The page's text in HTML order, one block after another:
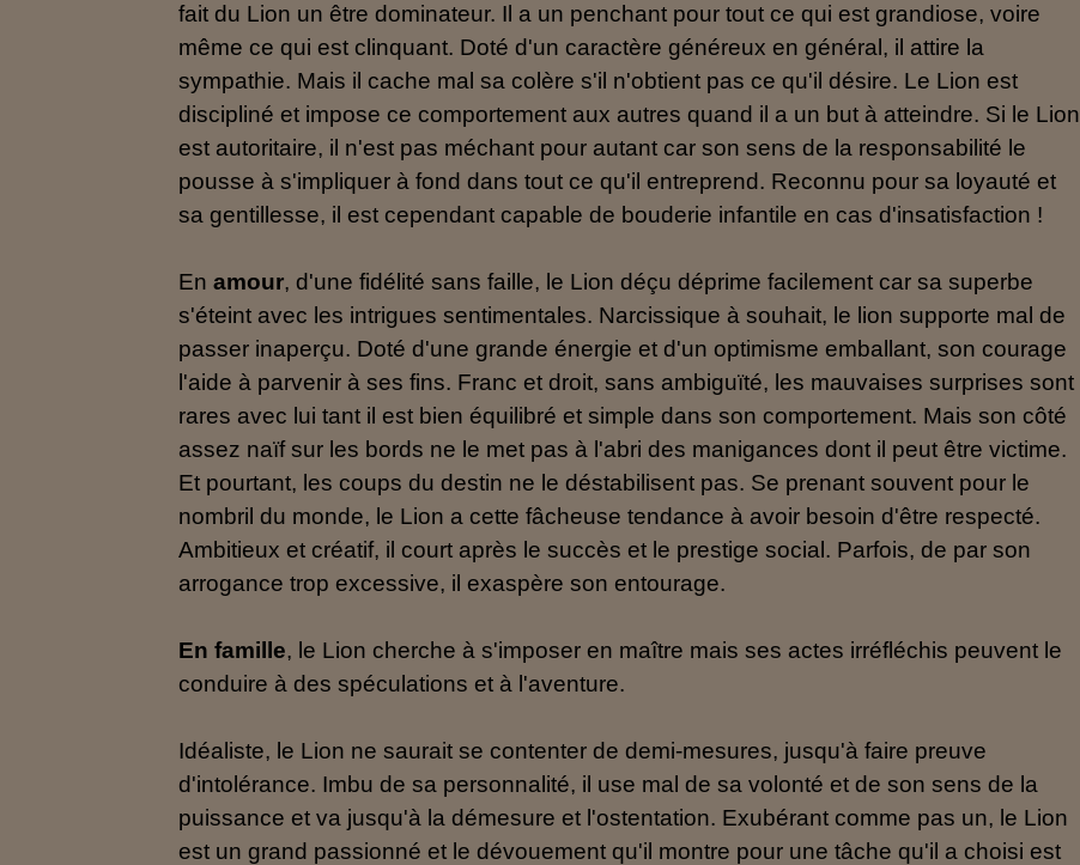
fait du Lion un être dominateur. Il a un penchant pour tout ce qui est grandiose, voire
même ce qui est clinquant. Doté d'un caractère généreux en général, il attire la
sympathie. Mais il cache mal sa colère s'il n'obtient pas ce qu'il désire. Le Lion est
discipliné et impose ce comportement aux autres quand il a un but à atteindre. Si le Lion
est autoritaire, il n'est pas méchant pour autant car son sens de la responsabilité le
pousse à s'impliquer à fond dans tout ce qu'il entreprend. Reconnu pour sa loyauté et
sa gentillesse, il est cependant capable de bouderie infantile en cas d'insatisfaction !
Enamour, d'une fidélité sans faille, le Lion déçu déprime facilement car sa superbe
s'éteint avec les intrigues sentimentales. Narcissique à souhait, le lion supporte mal de
passer inaperçu. Doté d'une grande énergie et d'un optimisme emballant, son courage
l'aide à parvenir à ses fins. Franc et droit, sans ambiguïté, les mauvaises surprises sont
rares avec lui tant il est bien équilibré et simple dans son comportement. Mais son côté
assez naïf sur les bords ne le met pas à l'abri des manigances dont il peut être victime.
Et pourtant, les coups du destin ne le déstabilisent pas. Se prenant souvent pour le
nombril du monde, le Lion a cette fâcheuse tendance à avoir besoin d'être respecté.
Ambitieux et créatif, il court après le succès et le prestige social. Parfois, de par son
arrogance trop excessive, il exaspère son entourage.
En famille, le Lion cherche à s'imposer en maître mais ses actes irréfléchis peuvent le
conduire à des spéculations et à l'aventure.
Idéaliste, le Lion ne saurait se contenter de demi-mesures, jusqu'à faire preuve
d'intolérance. Imbu de sa personnalité, il use mal de sa volonté et de son sens de la
puissance et va jusqu'à la démesure et l'ostentation. Exubérant comme pas un, le Lion
est un grand passionné et le dévouement qu'il montre pour une tâche qu'il a choisi est